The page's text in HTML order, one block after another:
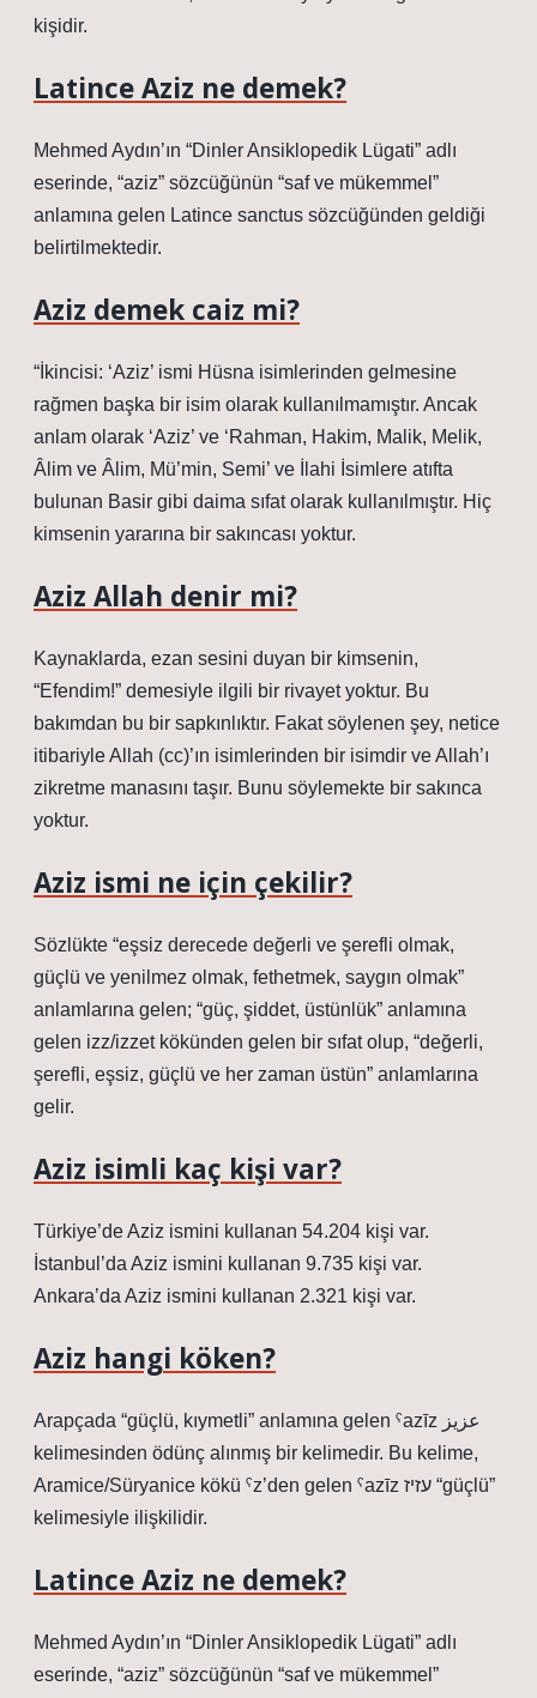
kişidir.
Latince Aziz ne demek?
Mehmed Aydın’ın “Dinler Ansiklopedik Lügati” adlı
eserinde, “aziz” sözcüğünün “saf ve mükemmel”
anlamına gelen Latince sanctus sözcüğünden geldiği
belirtilmektedir.
Aziz demek caiz mi?
“İkincisi: ‘Aziz’ ismi Hüsna isimlerinden gelmesine
rağmen başka bir isim olarak kullanılmamıştır. Ancak
anlam olarak ‘Aziz’ ve ‘Rahman, Hakim, Malik, Melik,
Âlim ve Âlim, Mü’min, Semi’ ve İlahi İsimlere atıfta
bulunan Basir gibi daima sıfat olarak kullanılmıştır. Hiç
kimsenin yararına bir sakıncası yoktur.
Aziz Allah denir mi?
Kaynaklarda, ezan sesini duyan bir kimsenin,
“Efendim!” demesiyle ilgili bir rivayet yoktur. Bu
bakımdan bu bir sapkınlıktır. Fakat söylenen şey, netice
itibariyle Allah (cc)’ın isimlerinden bir isimdir ve Allah’ı
zikretme manasını taşır. Bunu söylemekte bir sakınca
yoktur.
Aziz ismi ne için çekilir?
Sözlükte “eşsiz derecede değerli ve şerefli olmak,
güçlü ve yenilmez olmak, fethetmek, saygın olmak”
anlamlarına gelen; “güç, şiddet, üstünlük” anlamına
gelen izz/izzet kökünden gelen bir sıfat olup, “değerli,
şerefli, eşsiz, güçlü ve her zaman üstün” anlamlarına
gelir.
Aziz isimli kaç kişi var?
Türkiye’de Aziz ismini kullanan 54.204 kişi var.
İstanbul’da Aziz ismini kullanan 9.735 kişi var.
Ankara’da Aziz ismini kullanan 2.321 kişi var.
Aziz hangi köken?
Arapçada “güçlü, kıymetli” anlamına gelen ˁazīz عزيز
kelimesinden ödünç alınmış bir kelimedir. Bu kelime,
Aramice/Süryanice kökü ˁz’den gelen ˁazīz עזיז “güçlü”
kelimesiyle ilişkilidir.
Latince Aziz ne demek?
Mehmed Aydın’ın “Dinler Ansiklopedik Lügati” adlı
eserinde, “aziz” sözcüğünün “saf ve mükemmel”